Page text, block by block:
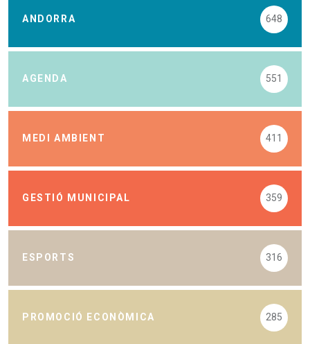
ANDORRA 648
AGENDA 551
MEDI AMBIENT 411
GESTIÓ MUNICIPAL 359
ESPORTS 316
PROMOCIÓ ECONÒMICA 285